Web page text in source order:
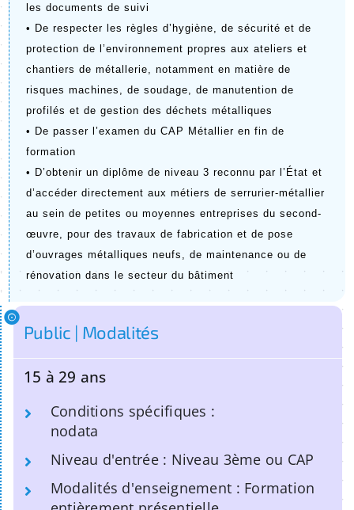
les documents de suivi
• De respecter les règles d’hygiène, de sécurité et de
protection de l’environnement propres aux ateliers et
chantiers de métallerie, notamment en matière de
risques machines, de soudage, de manutention de
profilés et de gestion des déchets métalliques
• De passer l’examen du CAP Métallier en fin de
formation
• D’obtenir un diplôme de niveau 3 reconnu par l’État et
d’accéder directement aux métiers de serrurier-métallier
au sein de petites ou moyennes entreprises du second-
œuvre, pour des travaux de fabrication et de pose
d’ouvrages métalliques neufs, de maintenance ou de
rénovation dans le secteur du bâtiment
Public | Modalités
15 à 29 ans
Conditions spécifiques :
nodata
Niveau d'entrée : Niveau 3ème ou CAP
Modalités d'enseignement : Formation